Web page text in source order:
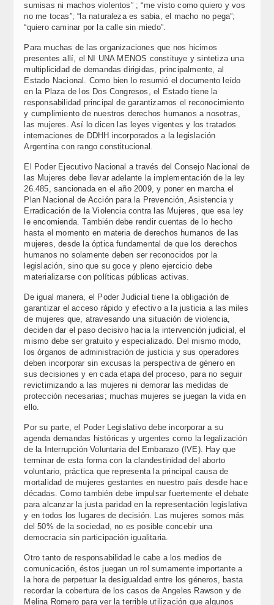
sumisas ni machos violentos” ; “me visto como quiero y vos
no me tocas”; “la naturaleza es sabia, el macho no pega”;
“quiero caminar por la calle sin miedo”.
Para muchas de las organizaciones que nos hicimos
presentes allí, el NI UNA MENOS constituye y sintetiza una
multiplicidad de demandas dirigidas, principalmente, al
Estado Nacional. Como bien lo resumió el documento leído
en la Plaza de los Dos Congresos, el Estado tiene la
responsabilidad principal de garantizarnos el reconocimiento
y cumplimiento de nuestros derechos humanos a nosotras,
las mujeres. Así lo dicen las leyes vigentes y los tratados
internaciones de DDHH incorporados a la legislación
Argentina con rango constitucional.
El Poder Ejecutivo Nacional a través del Consejo Nacional de
las Mujeres debe llevar adelante la implementación de la ley
26.485, sancionada en el año 2009, y poner en marcha el
Plan Nacional de Acción para la Prevención, Asistencia y
Erradicación de la Violencia contra las Mujeres, que esa ley
le encomienda. También debe rendir cuentas de lo hecho
hasta el momento en materia de derechos humanos de las
mujeres, desde la óptica fundamental de que los derechos
humanos no solamente deben ser reconocidos por la
legislación, sino que su goce y pleno ejercicio debe
materializarse con políticas públicas activas.
De igual manera, el Poder Judicial tiene la obligación de
garantizar el acceso rápido y efectivo a la justicia a las miles
de mujeres que, atravesando una situación de violencia,
deciden dar el paso decisivo hacia la intervención judicial, el
mismo debe ser gratuito y especializado. Del mismo modo,
los órganos de administración de justicia y sus operadores
deben incorporar sin excusas la perspectiva de género en
sus decisiones y en cada etapa del proceso, para no seguir
revictimizando a las mujeres ni demorar las medidas de
protección necesarias; muchas mujeres se juegan la vida en
ello.
Por su parte, el Poder Legislativo debe incorporar a su
agenda demandas históricas y urgentes como la legalización
de la Interrupción Voluntaria del Embarazo (IVE). Hay que
terminar de esta forma con la clandestinidad del aborto
voluntario, práctica que representa la principal causa de
mortalidad de mujeres gestantes en nuestro país desde hace
décadas. Como también debe impulsar fuertemente el debate
para alcanzar la justa paridad en la representación legislativa
y en todos los lugares de decisión. Las mujeres somos más
del 50% de la sociedad, no es posible concebir una
democracia sin participación igualitaria.
Otro tanto de responsabilidad le cabe a los medios de
comunicación, éstos juegan un rol sumamente importante a
la hora de perpetuar la desigualdad entre los géneros, basta
recordar la cobertura de los casos de Angeles Rawson y de
Melina Romero para ver la terrible utilización que algunos